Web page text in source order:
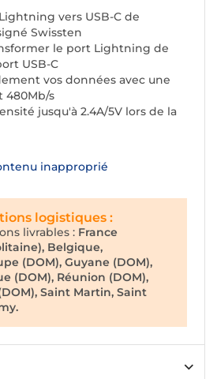
vers USB-C de
Swissten
le port Lightning de
USB-C
vos données avec une
480Mb/s
jusqu'à 2.4A/5V lors de la
inapproprié
logistiques :
livrables : France
Belgique,
(DOM), Guyane (DOM),
(DOM), Réunion (DOM),
Saint Martin, Saint